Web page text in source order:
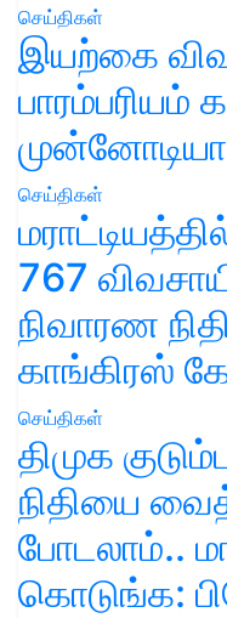
செய்திகள்
இயற்கை
பாரம்பரியம்
செய்திகள்
767
நிவாரண
காங்கிரஸ்
செய்திகள்
திமுக
நிதியை
போடலாம்..
கொடுங்க: